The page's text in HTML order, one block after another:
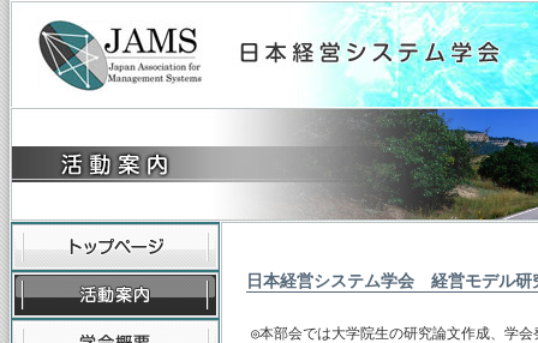
日本経営システム学会 経営モデル研
◎本部会では大学院生の研究論文作成、学